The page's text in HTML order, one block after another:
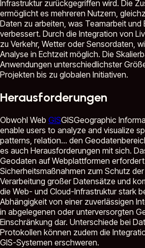
Infrastruktur zurückgegriffen wird. Die
ermöglicht es mehreren Nutzern,
Daten zu arbeiten, was Teamarbeit und
verbessert. Durch die Integration von
zu Verkehr, Wetter oder Sensordaten,
Analyse in Echtzeit möglich. Die
Anwendungen unterschiedlichster
Projekten bis zu globalen Initiativen.
Herausforderungen
Obwohl Web GISGISGeographic
enable users to analyze and visualize
patterns, relation... den
es auch Herausforderungen mit sich.
Geodaten auf Webplattformen
Sicherheitsmaßnahmen zum Schutz
Verarbeitung großer Datensätze und
die Web- und Cloud-Infrastruktur stark
Abhängigkeit von einer zuverlässigen
in abgelegenen oder unterversorgten
Einschränkung dar. Unterschiede bei
Protokollen können zudem die
GIS-Systemen erschweren.